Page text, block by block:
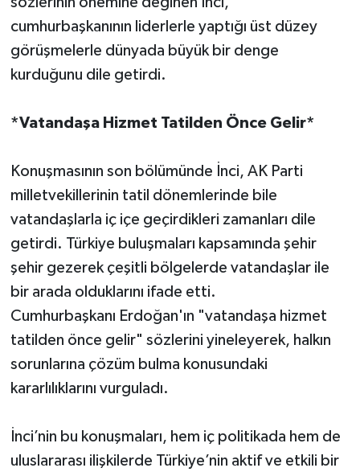
cumhurbaşkanının liderlerle yaptığı üst düzey
görüşmelerle dünyada büyük bir denge
kurduğunu dile getirdi.
*Vatandaşa Hizmet Tatilden Önce Gelir*
Konuşmasının son bölümünde İnci, AK Parti
milletvekillerinin tatil dönemlerinde bile
vatandaşlarla iç içe geçirdikleri zamanları dile
getirdi. Türkiye buluşmaları kapsamında şehir
şehir gezerek çeşitli bölgelerde vatandaşlar ile
bir arada olduklarını ifade etti.
Cumhurbaşkanı Erdoğan'ın "vatandaşa hizmet
tatilden önce gelir" sözlerini yineleyerek, halkın
sorunlarına çözüm bulma konusundaki
kararlılıklarını vurguladı.
İnci’nin bu konuşmaları, hem iç politikada hem de
uluslararası ilişkilerde Türkiye’nin aktif ve etkili bir